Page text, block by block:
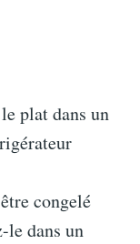
plat dans un
congelé
le dans un